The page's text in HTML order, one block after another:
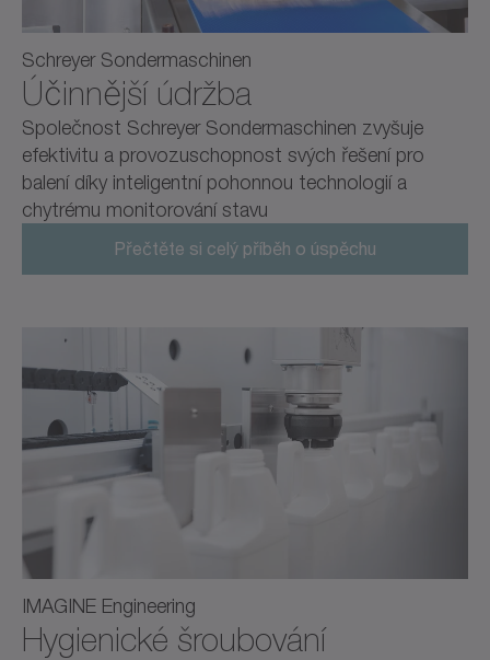
Schreyer Sondermaschinen
Účinnější údržba
Společnost Schreyer Sondermaschinen zvyšuje
efektivitu a provozuschopnost svých řešení pro
balení díky inteligentní pohonnou technologií a
chytrému monitorování stavu
Přečtěte si celý příběh o úspěchu
IMAGINE Engineering
Hygienické šroubování